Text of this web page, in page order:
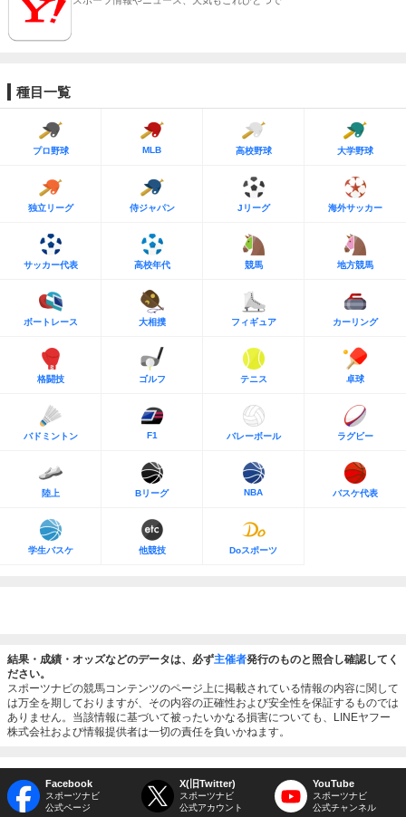
種目一覧
プロ野球 MLB 高校野球 大学野球
独立リーグ 侍ジャパン Jリーグ 海外サッカー
サッカー代表 高校年代 競馬 地方競馬
ボートレース 大相撲 フィギュア カーリング
格闘技 ゴルフ テニス 卓球
バドミントン F1 バレーボール ラグビー
陸上 Bリーグ NBA バスケ代表
学生バスケ 他競技 Doスポーツ
結果・成績・オッズなどのデータは、必ず主催者発行のものと照合し確認してく
ださい。
スポーツナビの競馬コンテンツのページ上に掲載されている情報の内容に関して
は万全を期しておりますが、その内容の正確性および安全性を保証するものでは
ありません。当該情報に基づいて被ったいかなる損害についても、LINEヤフー
株式会社および情報提供者は一切の責任を負いかねます。
Facebook
スポーツナビ
公式ページ
X(旧Twitter)
スポーツナビ
公式アカウント
YouTube
スポーツナビ
公式チャンネル